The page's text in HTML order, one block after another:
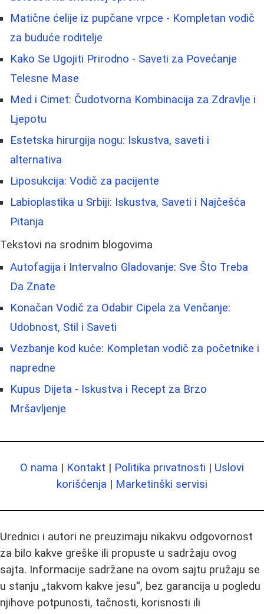
Matične ćelije iz pupčane vrpce - Kompletan vodič
za buduće roditelje
Kako Se Ugojiti Prirodno - Saveti za Povećanje
Telesne Mase
Med i Cimet: Čudotvorna Kombinacija za Zdravlje i
Ljepotu
Estetska hirurgija nogu: Iskustva, saveti i
alternativa
Liposukcija: Vodič za pacijente
Labioplastika u Srbiji: Iskustva, Saveti i Najčešća
Pitanja
Tekstovi na srodnim blogovima
Autofagija i Intervalno Gladovanje: Sve Što Treba
Da Znate
Konačan Vodič za Odabir Cipela za Venčanje:
Udobnost, Stil i Saveti
Vezbanje kod kuće: Kompletan vodič za početnike i
napredne
Kupus Dijeta - Iskustva i Recept za Brzo
Mršavljenje
O nama | Kontakt | Politika privatnosti | Uslovi
korišćenja | Marketinški servisi
Urednici i autori ne preuzimaju nikakvu odgovornost
za bilo kakve greške ili propuste u sadržaju ovog
sajta. Informacije sadržane na ovom sajtu pružaju se
u stanju „takvom kakve jesu“, bez garancija u pogledu
njihove potpunosti, tačnosti, korisnosti ili